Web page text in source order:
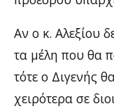
Αν ο κ. Αλεξίου
τα μέλη που θα
τότε ο Διγενής
χειρότερα σε